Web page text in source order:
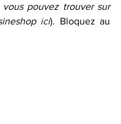
vous pouvez trouver sur
ici). Bloquez au